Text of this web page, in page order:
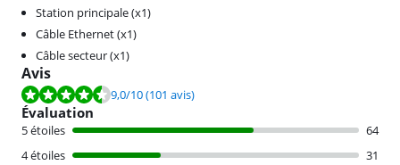
Station principale (x1)
Câble Ethernet (x1)
Câble secteur (x1)
Avis
La note est de 9,0 sur 10, basée sur 101 avis.
9,0/10(101 avis)
Évaluation
5 étoiles
64
4 étoiles
31